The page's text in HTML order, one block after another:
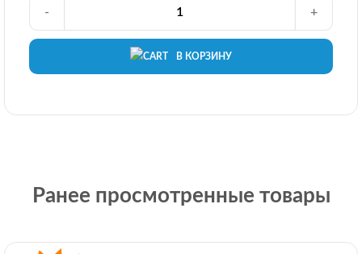
В КОРЗИНУ
- +
Ранее просмотренные товары